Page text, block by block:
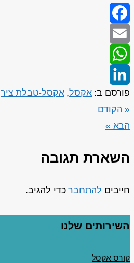
Facebook
Email
WhatsApp
LinkedIn
פורסם ב: אקסל, אקסל-טבלת ציר
« הקודם
הבא »
השארת תגובה
חייבים להתחבר כדי להגיב.
השירותים שלנו
קורס אקסל